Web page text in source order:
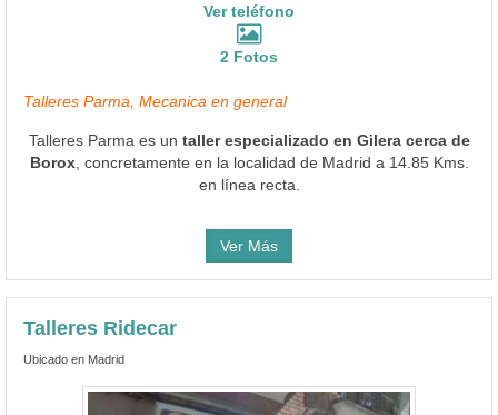
Ver teléfono
2 Fotos
Talleres Parma, Mecanica en general
Talleres Parma es un taller especializado en Gilera cerca de
Borox, concretamente en la localidad de Madrid a 14.85 Kms.
en línea recta.
Ver Más
Talleres Ridecar
Ubicado en Madrid